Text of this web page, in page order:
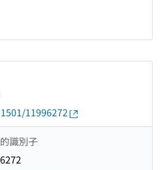
11996272
識別子